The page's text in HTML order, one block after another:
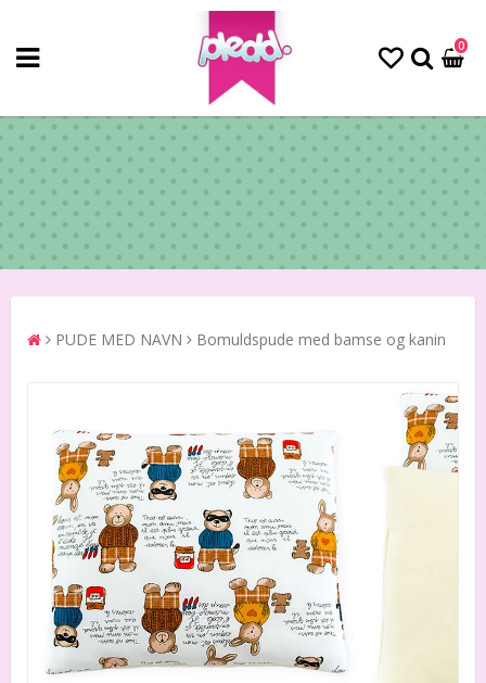
0
PUDE MED NAVN Bomuldspude med bamse og kanin